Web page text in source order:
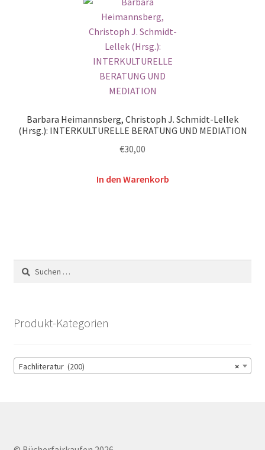
Barbara Heimannsberg, Christoph J. Schmidt-Lellek
(Hrsg.): INTERKULTURELLE BERATUNG UND MEDIATION
€30,00
In den Warenkorb
Suchen
nach:
Produkt-Kategorien
×
Fachliteratur (200)